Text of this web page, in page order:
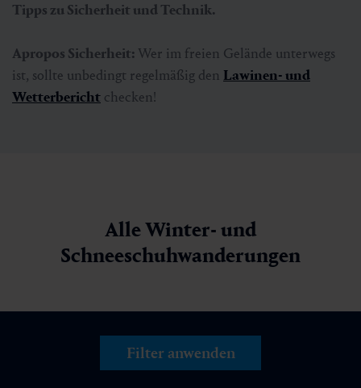
Tipps zu Sicherheit und Technik.
Apropos Sicherheit: Wer im freien Gelände unterwegs
ist, sollte unbedingt regelmäßig den Lawinen- und
Wetterbericht checken!
Alle Winter- und
Schneeschuhwanderungen
Filter anwenden